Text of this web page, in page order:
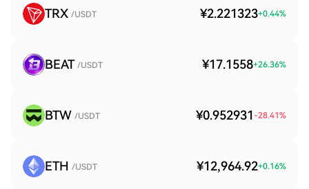
TRX /USDT ¥2.221323+0.44%
BEAT /USDT ¥17.1558+26.36%
BTW /USDT ¥0.952931 -28.41%
ETH /USDT ¥12,964.92+0.16%